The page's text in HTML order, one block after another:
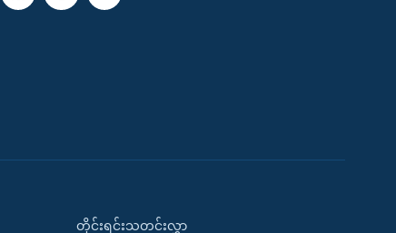
တိုင်းရင်းသတင်းလွှာ